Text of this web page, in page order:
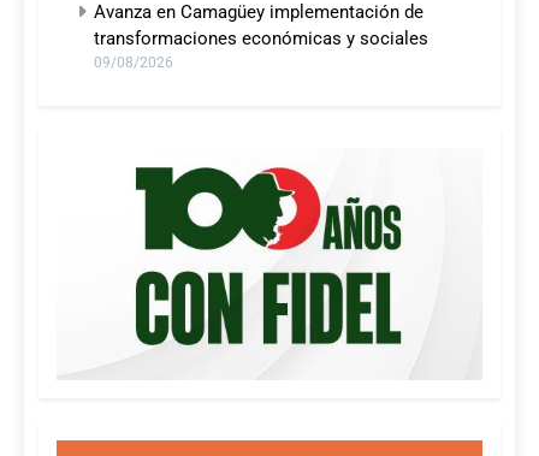
Avanza en Camagüey implementación de
transformaciones económicas y sociales
09/08/2026